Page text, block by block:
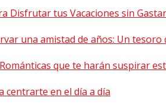
Disfrutar tus Vacaciones sin
una amistad de años: Un tesoro
que te harán suspirar
centrarte en el día a día